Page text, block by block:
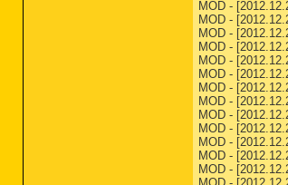
MOD -
MOD -
MOD -
MOD -
MOD -
MOD -
MOD -
MOD -
MOD -
MOD -
MOD -
MOD -
MOD -